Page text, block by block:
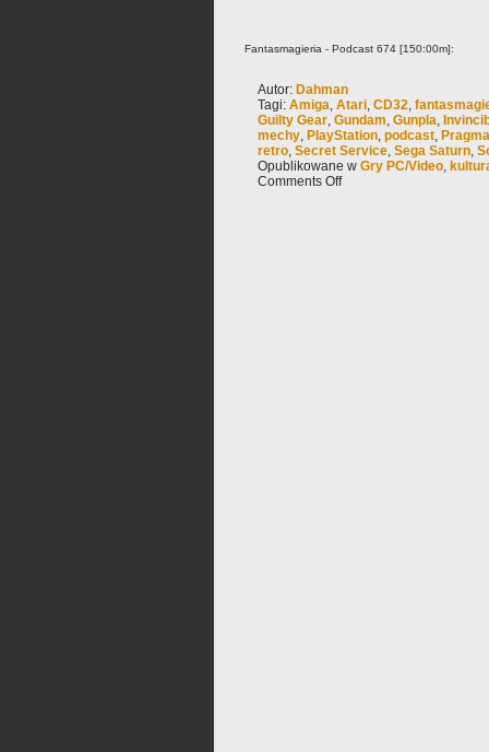
Fantasmagieria - Podcast 674 [150:00m]:
Autor: Dahman
Tagi: Amiga, Atari, CD32,
Guilty Gear, Gundam, Gunpla,
mechy, PlayStation, podcast,
retro, Secret Service, Sega Saturn,
Opublikowane w Gry PC/Video,
Comments Off